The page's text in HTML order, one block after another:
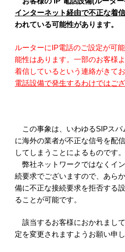
ー
インターネット経由で不正な着
われている可能性があります。
ルーターにIP電話のご設定が可
能性はあります。一部のお客様
着信しているという連絡がきてお
電話設備で発生するわけではござ
この事象は、いわゆるSIPス
に海外の業者が不正な信号を配
してしまうことによるものです。
弊社ネットワークではなくイ
続要求でございますので、あら
備に不正な接続要求を拒否する
ることが可能です。
該当するお客様におかれまし
定を変更されますようお願い申し